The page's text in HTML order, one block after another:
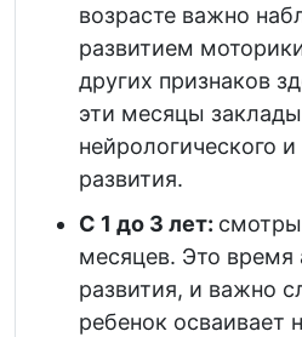
возрасте важно
развитием
других признаков
эти месяцы
нейрологического
развития.
С 1 до 3 лет:
месяцев. Это время
развития, и важно
ребенок осваивает